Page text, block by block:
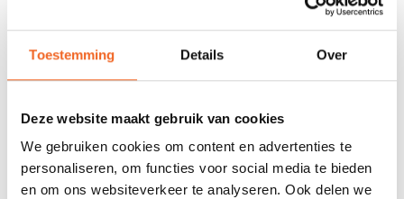
Toestemming Details Over
Deze website maakt gebruik van cookies
We gebruiken cookies om content en advertenties te
personaliseren, om functies voor social media te bieden
en om ons websiteverkeer te analyseren. Ook delen we
678 GOOGLE REVIEWS
sterren
PROEFVAART
Bij onze showroom
INFORMATIE
Bij het repareren met kevlar of carbon gebruikt u een epoxy